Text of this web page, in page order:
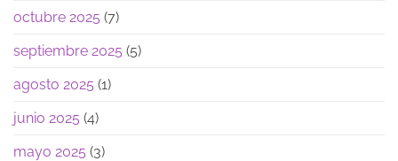
octubre 2025 (7)
septiembre 2025 (5)
agosto 2025 (1)
junio 2025 (4)
mayo 2025 (3)